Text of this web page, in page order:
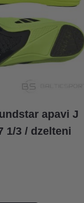
apavi J
1/3 / dzelteni